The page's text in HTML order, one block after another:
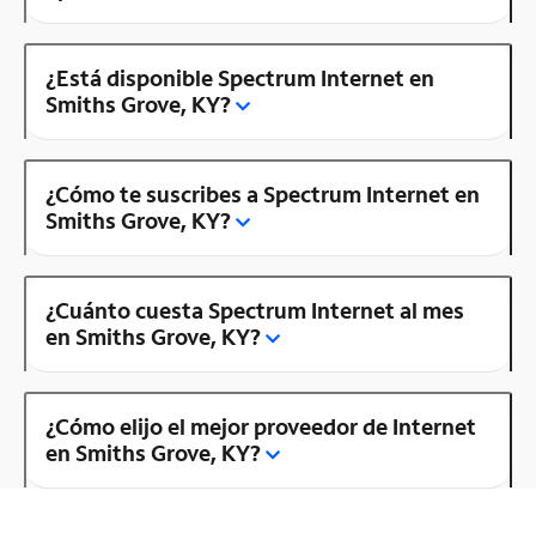
¿Está disponible Spectrum Internet en
Smiths Grove, KY?
¿Cómo te suscribes a Spectrum Internet en
Smiths Grove, KY?
¿Cuánto cuesta Spectrum Internet al mes
en Smiths Grove, KY?
¿Cómo elijo el mejor proveedor de Internet
en Smiths Grove, KY?